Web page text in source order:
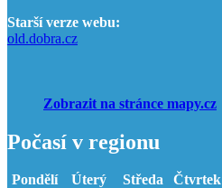
Starší verze webu:
old.dobra.cz
Zobrazit na stránce mapy.cz
Počasí v regionu
Pondělí Úterý Středa Čtvrtek